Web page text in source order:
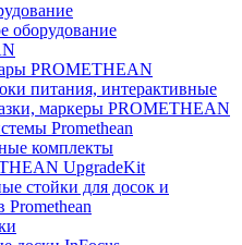
оборудование
PROMETHEAN
питания, интерактивные
маркеры PROMETHEAN
Promethean
комплекты
UpgradeKit
стойки для досок и
Promethean